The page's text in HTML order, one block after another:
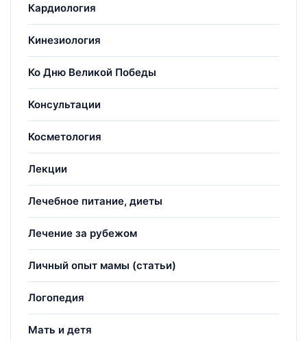
Кардиология
Кинезиология
Ко Дню Великой Победы
Консультации
Косметология
Лекции
Лечебное питание, диеты
Лечение за рубежом
Личный опыт мамы (статьи)
Логопедия
Мать и детя